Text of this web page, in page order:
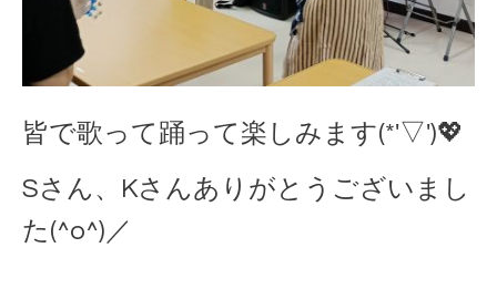
皆で歌って踊って楽しみます(*'▽')💖
Sさん、Kさんありがとうございまし
た(^o^)／